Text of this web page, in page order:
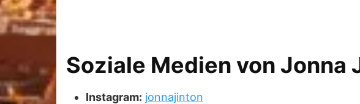
Soziale Medien von Jonna
Instagram: jonnajinton